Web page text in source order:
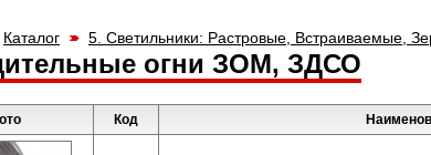
Каталог 5. Светильники: Растровые, Встраиваемые,
огни ЗОМ, ЗДСО
Код